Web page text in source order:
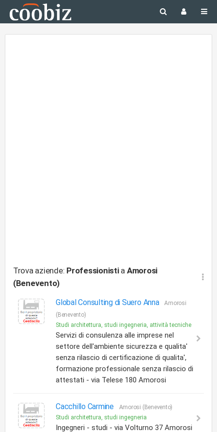
Trova aziende: Professionistia Amorosi
(Benevento)
Global Consulting di Suero Anna
Amorosi
(Benevento)
Studi architettura, studi ingegneria, attività tecniche
Servizi di consulenza alle imprese nel
settore dell'ambiente sicurezza e qualita'
senza rilascio di certificazione di qualita',
formazione professionale senza rilascio di
attestati - via Telese 180 Amorosi
Cacchillo Carmine
Amorosi (Benevento)
Studi architettura, studi ingegneria
Ingegneri - studi - via Volturno 37 Amorosi